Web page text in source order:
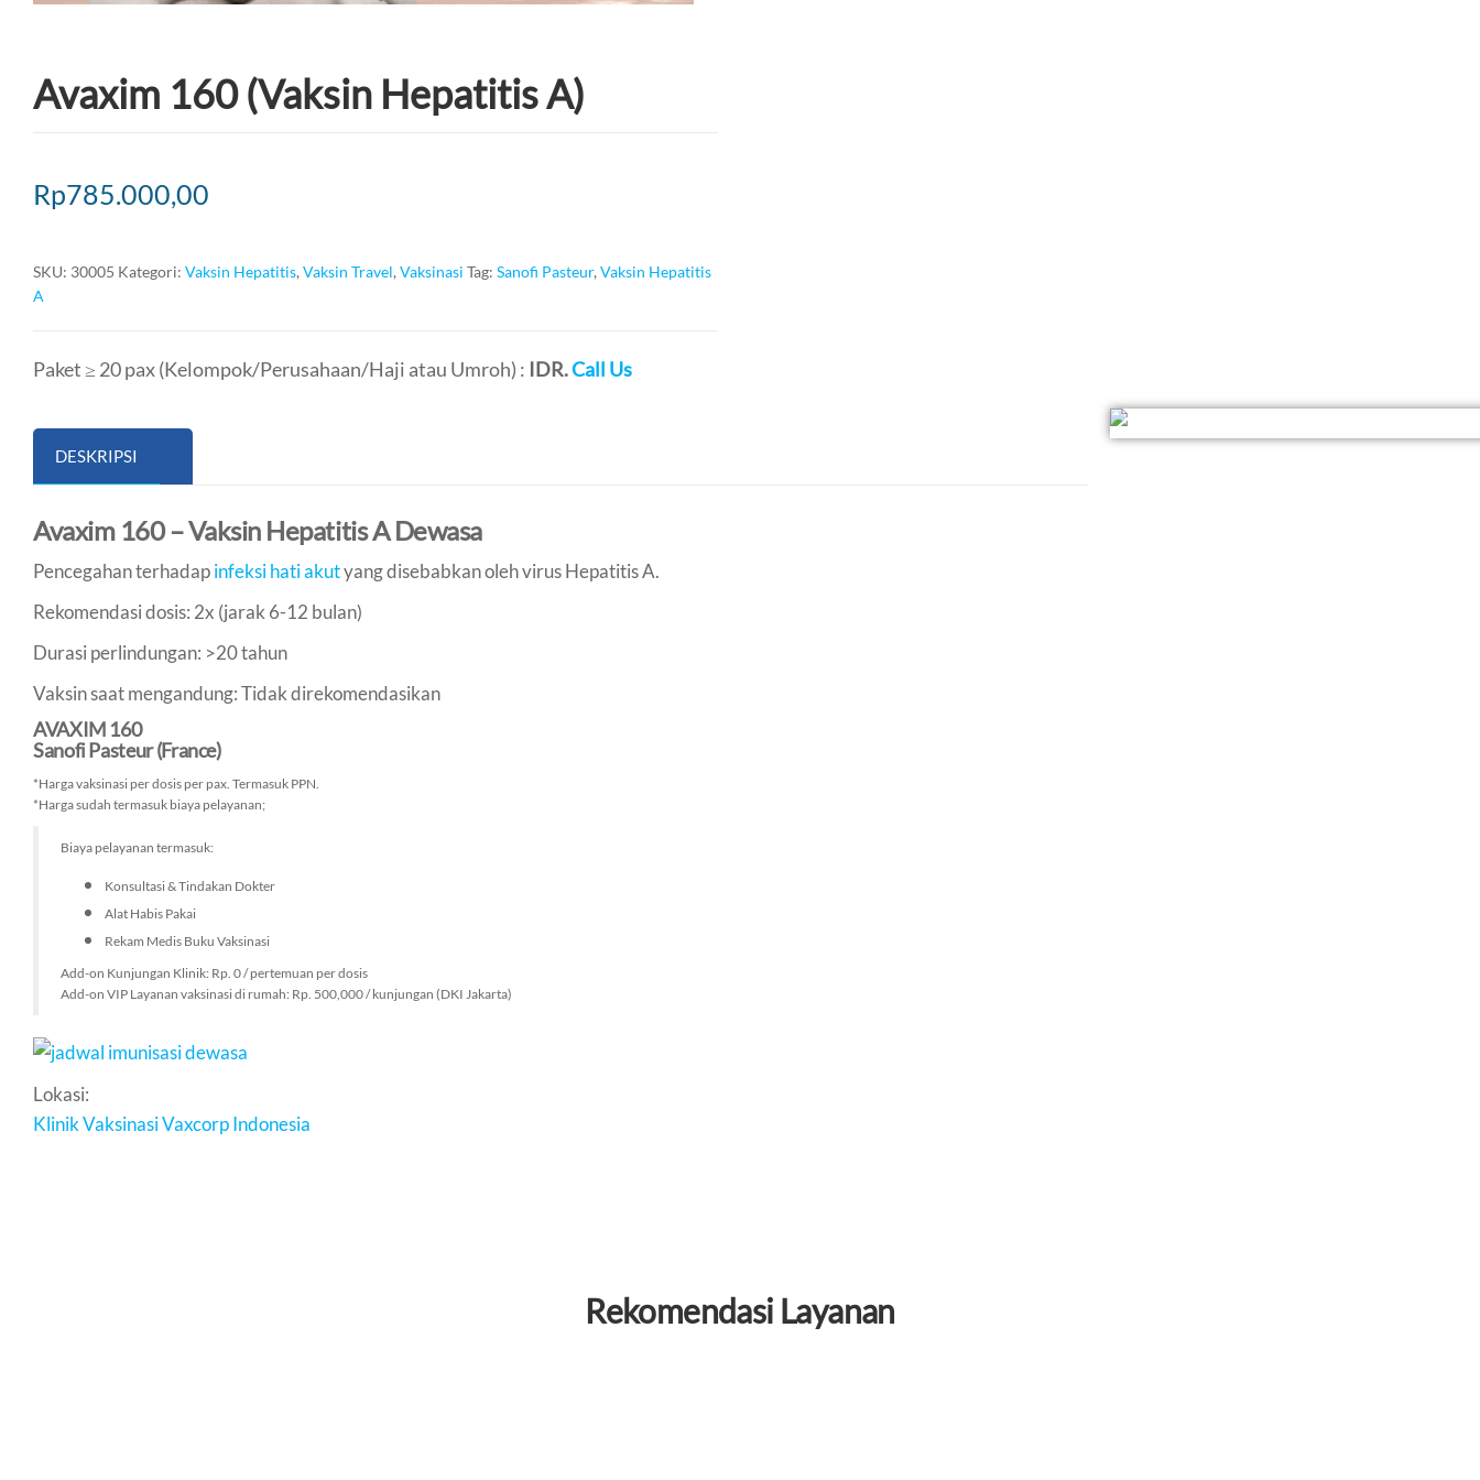
Avaxim 160 (Vaksin Hepatitis A)
Rp785.000,00
SKU: 30005 Kategori: Vaksin Hepatitis, Vaksin Travel, Vaksinasi Tag: Sanofi Pasteur, Vaksin Hepatitis
A
Paket ≥ 20 pax (Kelompok/Perusahaan/Haji atau Umroh) : IDR.Call Us
DESKRIPSI
Avaxim 160 – Vaksin Hepatitis A Dewasa
Pencegahan terhadapinfeksi hati akutyang disebabkan oleh virus Hepatitis A.
Rekomendasi dosis: 2x (jarak 6-12 bulan)
Durasi perlindungan: >20 tahun
Vaksin saat mengandung: Tidak direkomendasikan
AVAXIM 160
Sanofi Pasteur (France)
*Harga vaksinasi per dosis per pax. Termasuk PPN.
*Harga sudah termasuk biaya pelayanan;
Biaya pelayanan termasuk:
Konsultasi & Tindakan Dokter
Alat Habis Pakai
Rekam Medis Buku Vaksinasi
Add-on Kunjungan Klinik: Rp. 0 / pertemuan per dosis
Add-on VIP Layanan vaksinasi di rumah: Rp. 500,000 / kunjungan (DKI Jakarta)
Lokasi:
Klinik Vaksinasi Vaxcorp Indonesia
Rekomendasi Layanan